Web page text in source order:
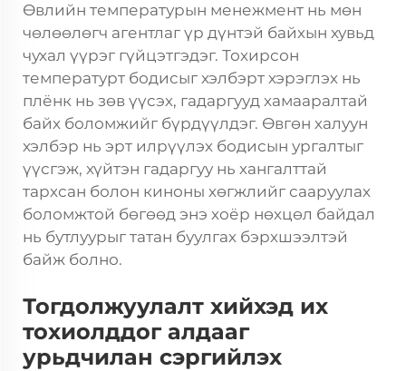
Өвлийн температурын менежмент нь мөн
чөлөөлөгч агентлаг үр дүнтэй байхын хувьд
чухал үүрэг гүйцэтгэдэг. Тохирсон
температурт бодисыг хэлбэрт хэрэглэх нь
плёнк нь зөв үүсэх, гадаргууд хамааралтай
байх боломжийг бүрдүүлдэг. Өвгөн халуун
хэлбэр нь эрт илрүүлэх бодисын ургалтыг
үүсгэж, хүйтэн гадаргуу нь хангалттай
тархсан болон киноны хөгжлийг сааруулах
боломжтой бөгөөд энэ хоёр нөхцөл байдал
нь бутлуурыг татан буулгах бэрхшээлтэй
байж болно.
Тогдолжуулалт хийхэд их
тохиолддог алдааг
урьдчилан сэргийлэх